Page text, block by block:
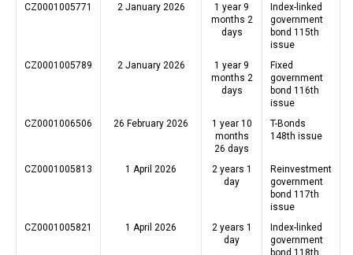
CZ0001005771
2 January 2026
1 year 9
months 2
days
Index-linked
government
bond 115th
issue
CZ0001005789
2 January 2026
1 year 9
months 2
days
Fixed
government
bond 116th
issue
CZ0001006506
26 February 2026
1 year 10
months
26 days
T-Bonds
148th issue
CZ0001005813 1 April 2026
2 years 1
day
Reinvestment
government
bond 117th
issue
CZ0001005821
1 April 2026
2 years 1
day
Index-linked
government
bond 118th